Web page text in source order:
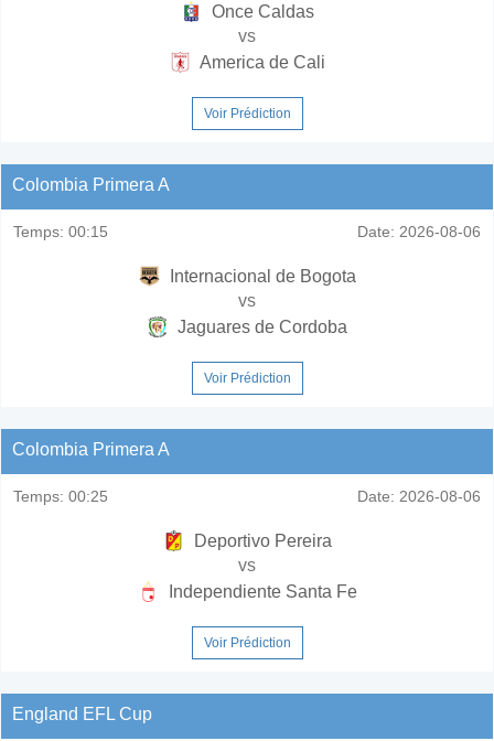
Once Caldas
vs
America de Cali
Voir Prédiction
Colombia Primera A
Temps: 00:15 Date: 2026-08-06
Internacional de Bogota
vs
Jaguares de Cordoba
Voir Prédiction
Colombia Primera A
Temps: 00:25 Date: 2026-08-06
Deportivo Pereira
vs
Independiente Santa Fe
Voir Prédiction
England EFL Cup